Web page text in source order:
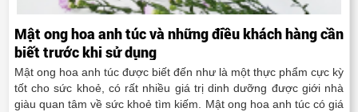
Mật ong hoa anh túc và những điều khách hàng cần
biết trước khi sử dụng
Mật ong hoa anh túc được biết đến như là một thực phẩm cực kỳ
tốt cho sức khoẻ, có rất nhiều giá trị dinh dưỡng được giới nhà
giàu quan tâm về sức khoẻ tìm kiếm. Mật ong hoa anh túc có giá